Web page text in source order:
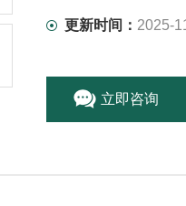
更新时间： 2025-
立即咨询